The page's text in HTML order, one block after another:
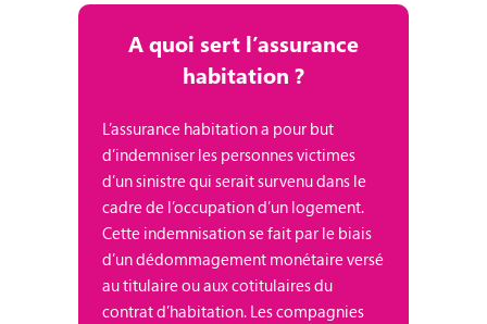
A quoi sert l’assurance
habitation ?
L’assurance habitation a pour but
d’indemniser les personnes victimes
d’un sinistre qui serait survenu dans le
cadre de l’occupation d’un logement.
Cette indemnisation se fait par le biais
d’un dédommagement monétaire versé
au titulaire ou aux cotitulaires du
contrat d’habitation. Les compagnies